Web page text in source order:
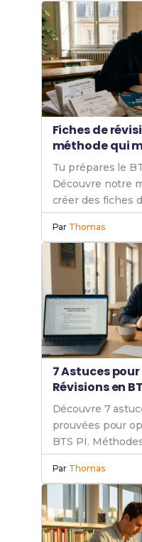
Fiches de
méthode qui
Tu prépares le
Découvre notre
créer des fiches
décrocher ton
exemples.
Par Thomas
7 Astuces
Révisions en
Découvre 7
prouvées pour
BTS PI.
pratiques.
maintenant !
Par Thomas